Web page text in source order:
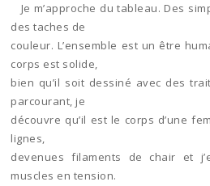
Je m’approche du tableau. Des
des taches de
couleur. L’ensemble est un être
corps est solide,
bien qu’il soit dessiné avec des
parcourant, je
découvre qu’il est le corps d’une
lignes,
devenues filaments de chair et
muscles en tension.